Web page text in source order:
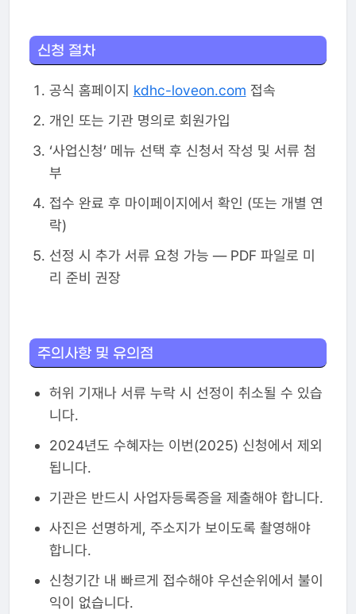
신청 절차
공식 홈페이지 kdhc-loveon.com 접속
개인 또는 기관 명의로 회원가입
‘사업신청’ 메뉴 선택 후 신청서 작성 및 서류 첨
부
접수 완료 후 마이페이지에서 확인 (또는 개별 연
락)
선정 시 추가 서류 요청 가능 — PDF 파일로 미
리 준비 권장
주의사항 및 유의점
허위 기재나 서류 누락 시 선정이 취소될 수 있습
니다.
2024년도 수혜자는 이번(2025) 신청에서 제외
됩니다.
기관은 반드시 사업자등록증을 제출해야 합니다.
사진은 선명하게, 주소지가 보이도록 촬영해야
합니다.
신청기간 내 빠르게 접수해야 우선순위에서 불이
익이 없습니다.